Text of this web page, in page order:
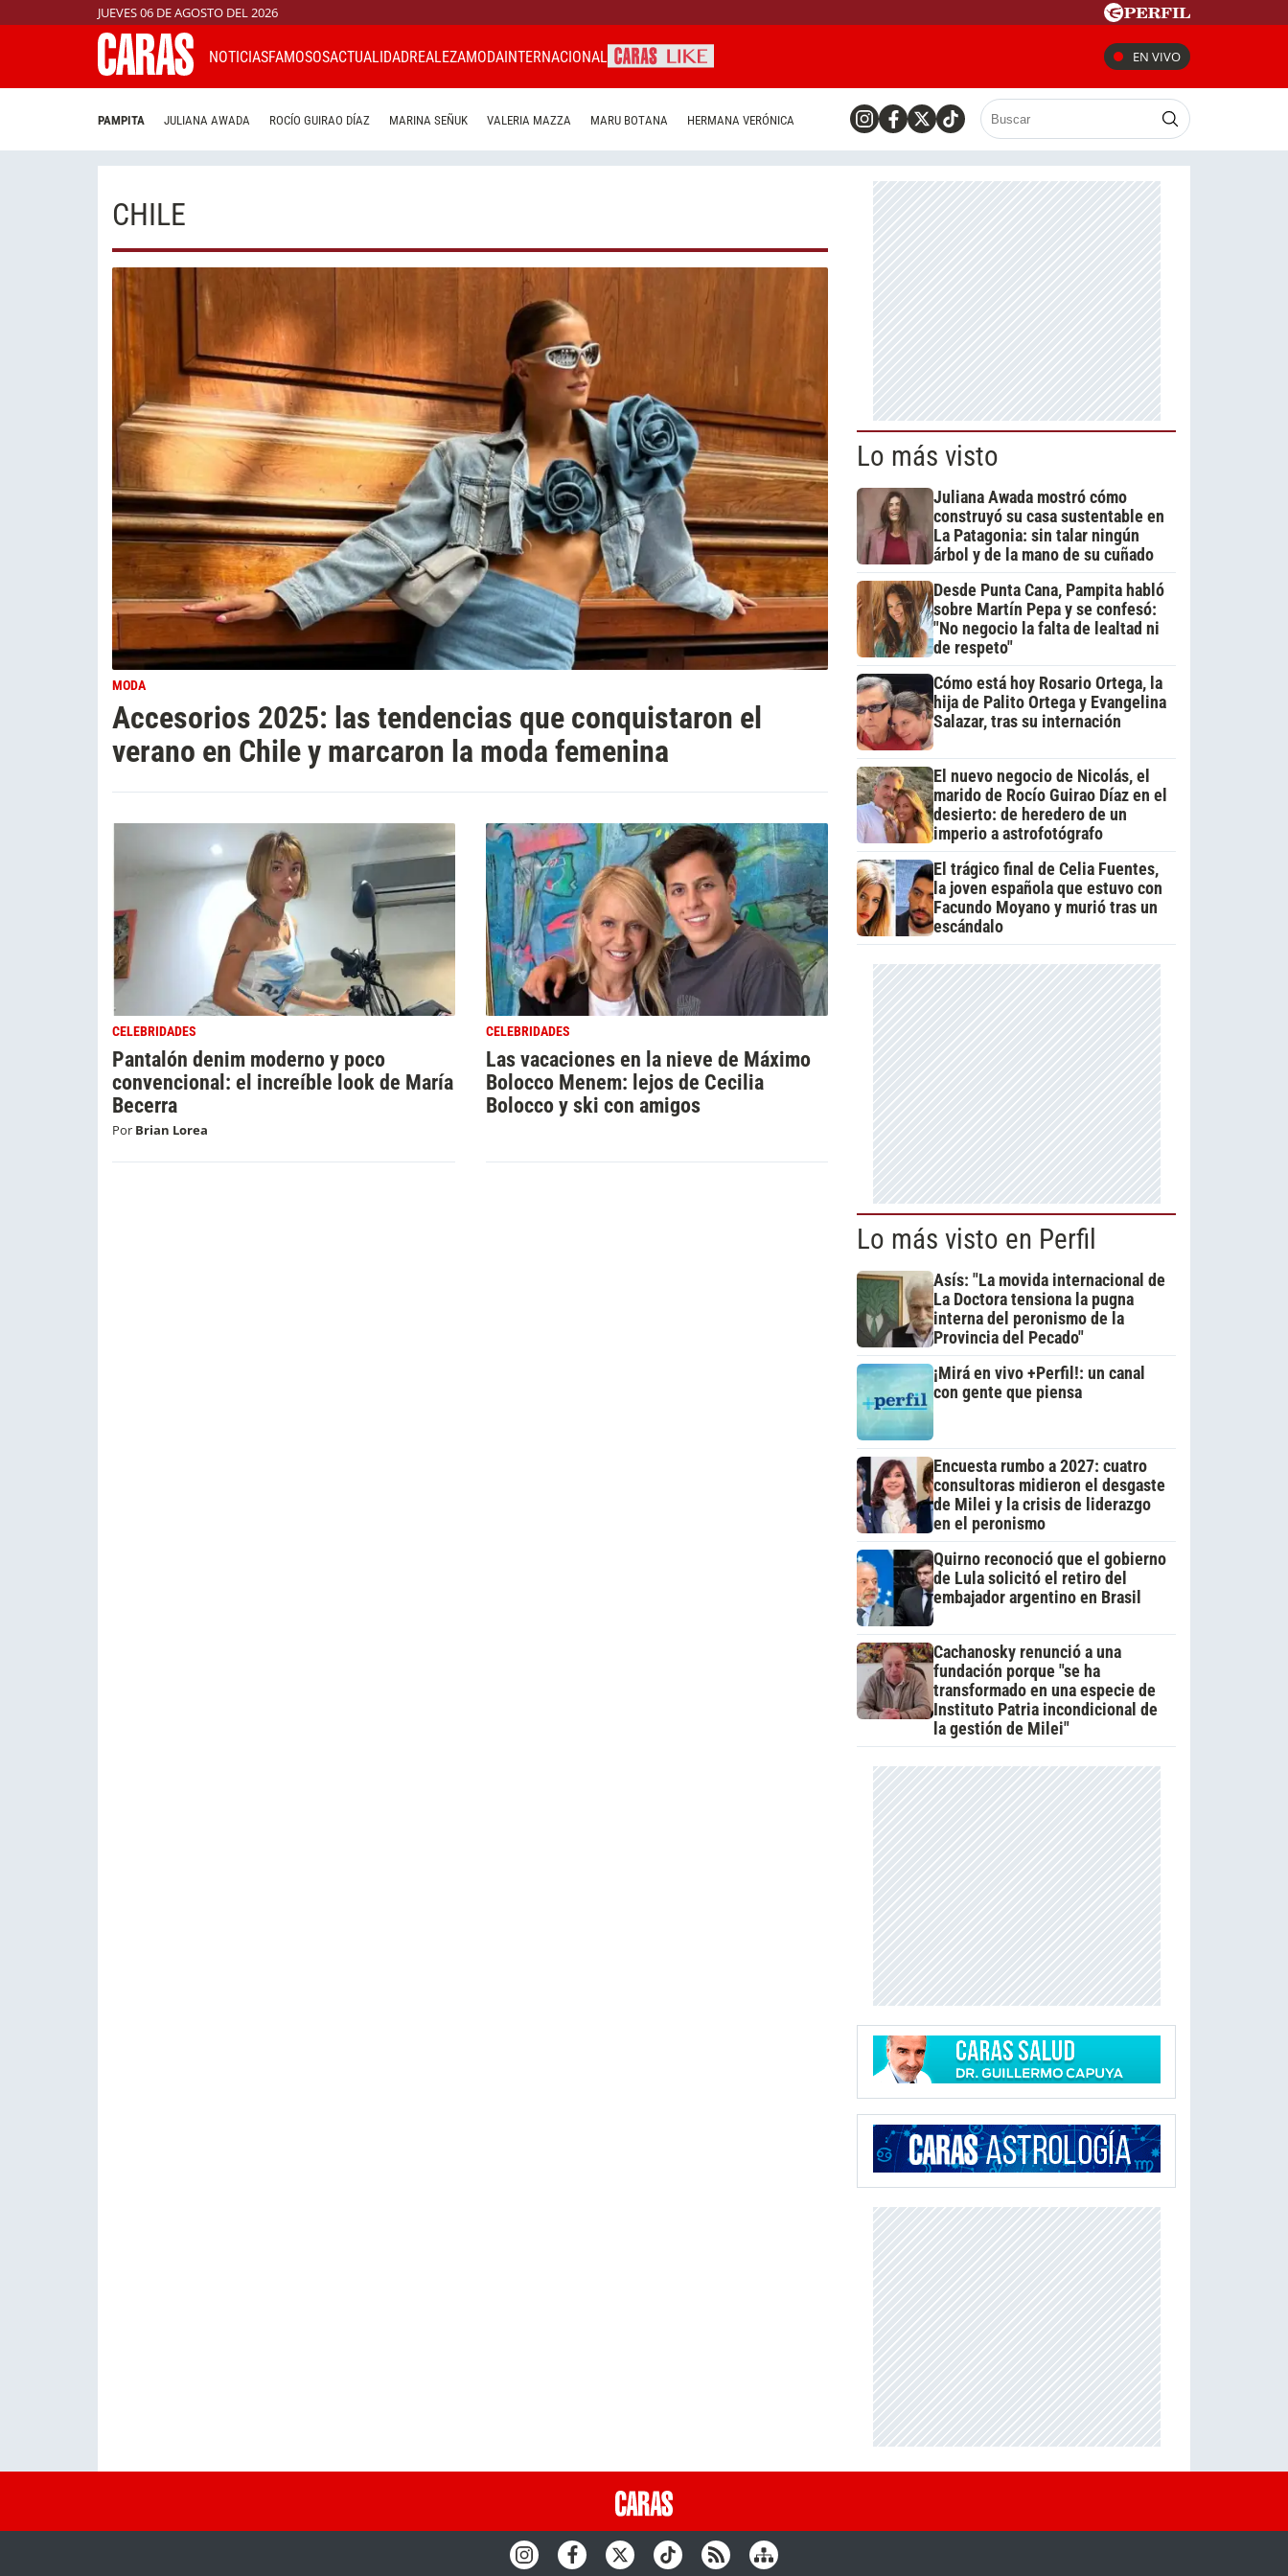
JUEVES 06 DE AGOSTO DEL 2026
NOTICIASFAMOSOSACTUALIDADREALEZAMODAINTERNACIONAL EN VIVO
PAMPITA JULIANA AWADA ROCÍO GUIRAO DÍAZ MARINA SEÑUK VALERIA MAZZA MARU BOTANA HERMANA VERÓNICA
CHILE
MODA
Accesorios 2025: las tendencias que conquistaron el
verano en Chile y marcaron la moda femenina
CELEBRIDADES
Pantalón denim moderno y poco
convencional: el increíble look de María
Becerra
Por Brian Lorea
CELEBRIDADES
Las vacaciones en la nieve de Máximo
Bolocco Menem: lejos de Cecilia
Bolocco y ski con amigos
Lo más visto
Juliana Awada mostró cómo
construyó su casa sustentable en
La Patagonia: sin talar ningún
árbol y de la mano de su cuñado
Desde Punta Cana, Pampita habló
sobre Martín Pepa y se confesó:
"No negocio la falta de lealtad ni
de respeto"
Cómo está hoy Rosario Ortega, la
hija de Palito Ortega y Evangelina
Salazar, tras su internación
El nuevo negocio de Nicolás, el
marido de Rocío Guirao Díaz en el
desierto: de heredero de un
imperio a astrofotógrafo
El trágico final de Celia Fuentes,
la joven española que estuvo con
Facundo Moyano y murió tras un
escándalo
Lo más visto en Perfil
Asís: "La movida internacional de
La Doctora tensiona la pugna
interna del peronismo de la
Provincia del Pecado"
¡Mirá en vivo +Perfil!: un canal
con gente que piensa
Encuesta rumbo a 2027: cuatro
consultoras midieron el desgaste
de Milei y la crisis de liderazgo
en el peronismo
Quirno reconoció que el gobierno
de Lula solicitó el retiro del
embajador argentino en Brasil
Cachanosky renunció a una
fundación porque "se ha
transformado en una especie de
Instituto Patria incondicional de
la gestión de Milei"